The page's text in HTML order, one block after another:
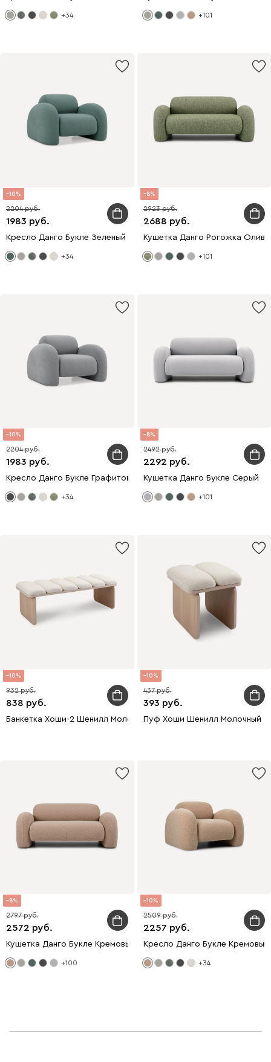
+34 +101
10
1983
2204
Кресло Данго Букле Зеленый
+34
8
2688
2923
Кушетка Данго Рогожка
+101
10
1983
2204
Кресло Данго Букле Графитовый
+34
8
2292
2492
Кушетка Данго Букле Серый
+101
10
838
932
Банкетка Хоши-2 Шенилл Молочный
10
393
437
Пуф Хоши Шенилл Молочный
8
2572
2797
Кушетка Данго Букле Кремовый
+100
10
2257
2509
Кресло Данго Букле Кремовый
+34